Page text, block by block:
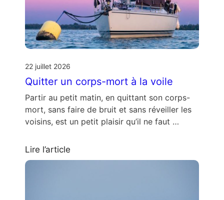
22 juillet 2026
Quitter un corps-mort à la voile
Partir au petit matin, en quittant son corps-
mort, sans faire de bruit et sans réveiller les
voisins, est un petit plaisir qu’il ne faut …
Lire l’article